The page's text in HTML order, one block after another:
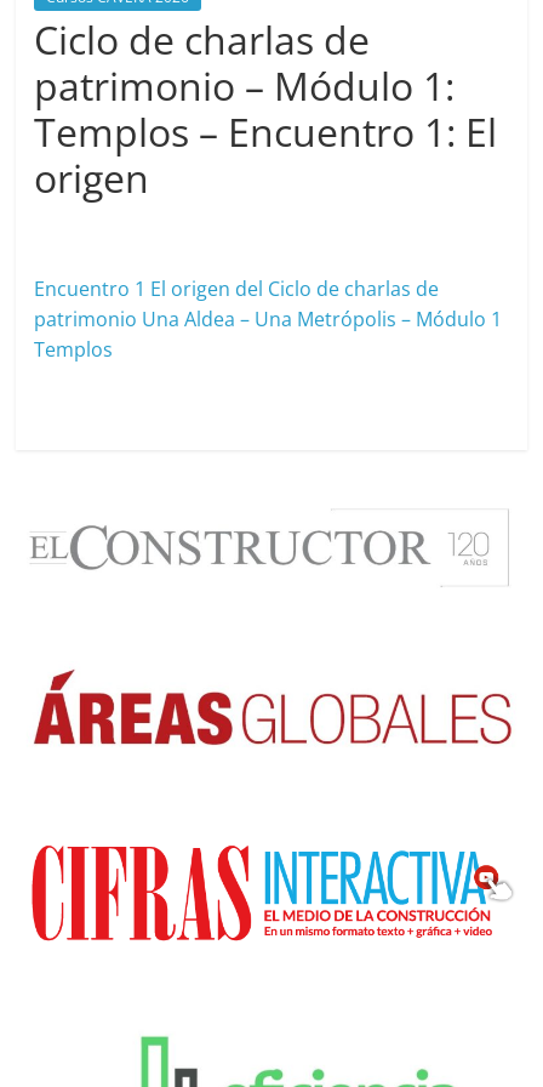
Ciclo de charlas de
patrimonio – Módulo 1:
Templos – Encuentro 1: El
origen
Encuentro 1 El origen del Ciclo de charlas de
patrimonio Una Aldea – Una Metrópolis – Módulo 1
Templos